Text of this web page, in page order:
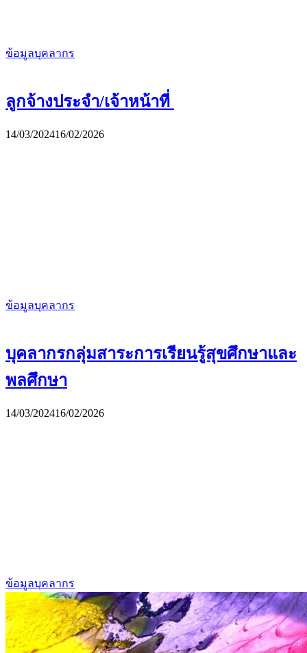
ข้อมูลบุคลากร
ลูกจ้างประจำ/เจ้าหน้าที่
14/03/202416/02/2026
ข้อมูลบุคลากร
บุคลากรกลุ่มสาระการเรียนรู้สุขศึกษาและ
พลศึกษา
14/03/202416/02/2026
ข้อมูลบุคลากร